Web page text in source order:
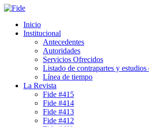
Inicio
Institucional
Antecedentes
Autoridades
Servicios Ofrecidos
Listado de contrapartes y estudios
Línea de tiempo
La Revista
Fide #415
Fide #414
Fide #413
Fide #412